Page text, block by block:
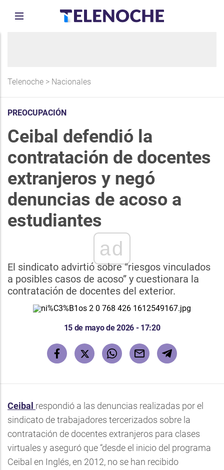
Telenoche > Nacionales
PREOCUPACIÓN
Ceibal defendió la
contratación de docentes
extranjeros y negó
denuncias de acoso a
estudiantes
ad
El sindicato advirtió sobre “riesgos vinculados
a posibles casos de acoso” y cuestionara la
contratación de docentes del exterior.
15 de mayo de 2026 - 17:20
Ceibal respondió a las denuncias realizadas por el
sindicato de trabajadores tercerizados sobre la
contratación de docentes extranjeros para clases
virtuales y aseguró que “desde el inicio del programa
Ceibal en Inglés, en 2012, no se han recibido